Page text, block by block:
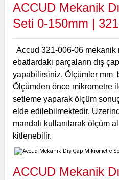
ACCUD Mekanik
Seti 0-150mm |
Accud 321-006-06 mekanik
ebatlardaki parçaların dış
yapabilirsiniz. Ölçümler mm
Ölçümden önce mikrometre
setleme yaparak ölçüm
elde edilebilmektedir.
mandalı kullanılarak ölçüm
kitlenebilir.
ACCUD Mekanik